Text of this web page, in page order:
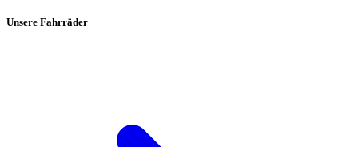
Unsere Fahrräder